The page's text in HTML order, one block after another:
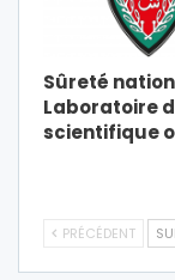
Sûreté
Laboratoire
scientifique
PRÉCÉDENT